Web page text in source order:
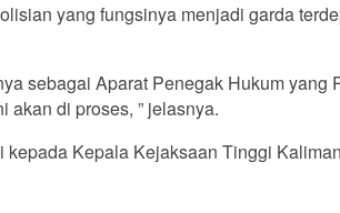
yang fungsinya menjadi garda
sebagai Aparat Penegak Hukum
di proses, ” jelasnya.
Kepala Kejaksaan Tinggi